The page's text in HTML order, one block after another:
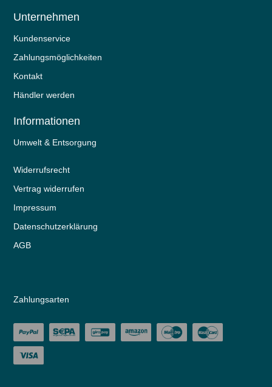
Unternehmen
Kundenservice
Zahlungsmöglichkeiten
Kontakt
Händler werden
Informationen
Umwelt & Entsorgung
Widerrufs­recht
Vertrag widerrufen
Impressum
Daten­schutz­erklärung
AGB
Zahlungsarten